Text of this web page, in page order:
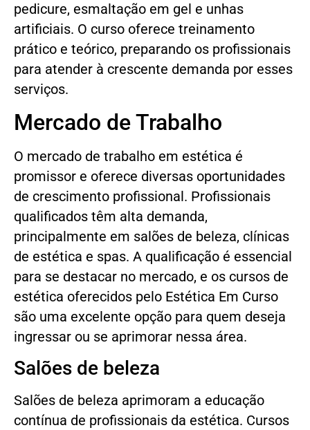
pedicure, esmaltação em gel e unhas
artificiais. O curso oferece treinamento
prático e teórico, preparando os profissionais
para atender à crescente demanda por esses
serviços.
Mercado de Trabalho
O mercado de trabalho em estética é
promissor e oferece diversas oportunidades
de crescimento profissional. Profissionais
qualificados têm alta demanda,
principalmente em salões de beleza, clínicas
de estética e spas. A qualificação é essencial
para se destacar no mercado, e os cursos de
estética oferecidos pelo Estética Em Curso
são uma excelente opção para quem deseja
ingressar ou se aprimorar nessa área.
Salões de beleza
Salões de beleza aprimoram a educação
contínua de profissionais da estética. Cursos